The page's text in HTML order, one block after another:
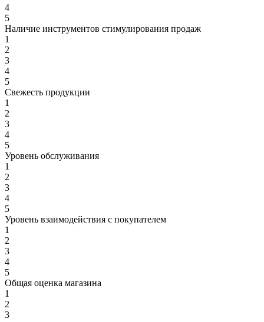
4
5
Наличие инструментов стимулирования продаж
1
2
3
4
5
Свежесть продукции
1
2
3
4
5
Уровень обслуживания
1
2
3
4
5
Уровень взаимодействия с покупателем
1
2
3
4
5
Общая оценка магазина
1
2
3